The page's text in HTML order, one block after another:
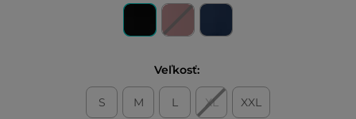
Veľkosť:
S M L XL XXL